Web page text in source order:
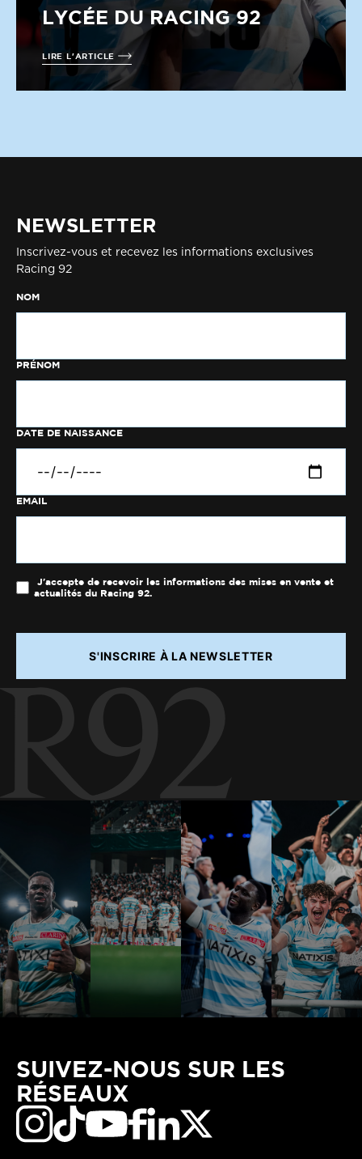
LYCÉE DU RACING 92
LIRE L'ARTICLE
NEWSLETTER
Inscrivez-vous et recevez les informations exclusives
Racing 92
NOM
PRÉNOM
DATE DE NAISSANCE
EMAIL
J'accepte de recevoir les informations des mises en vente et
actualités du Racing 92.
S'INSCRIRE À LA NEWSLETTER
SUIVEZ-NOUS SUR LES
RÉSEAUX